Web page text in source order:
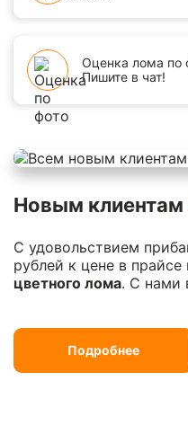
Оценка лома по
Пишите в чат!
Новым клиентам
С удовольствием
рублей к цене в
цветного лома. С нами
Подробнее